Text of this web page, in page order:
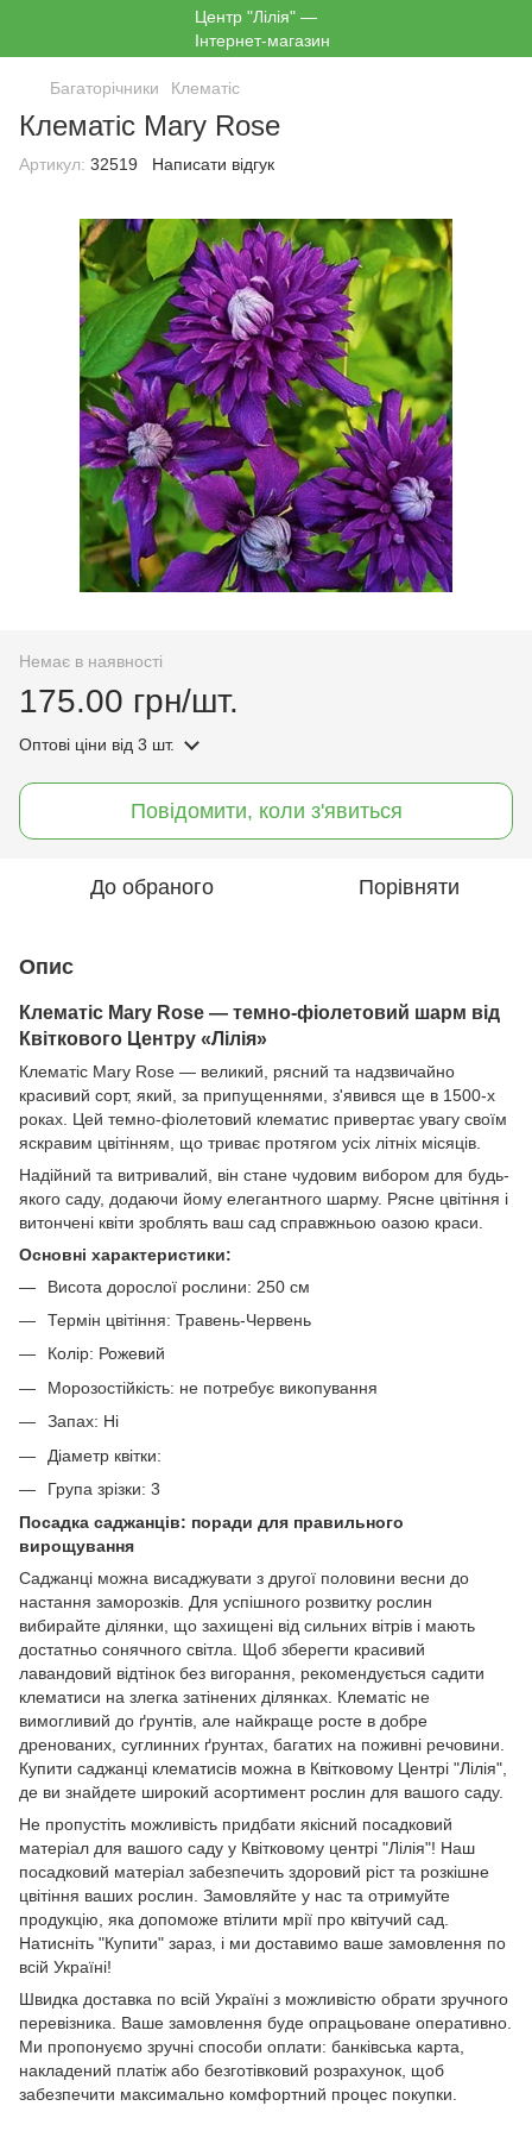
Багаторічники Клематіс
Клематіс Mary Rose
Артикул: 32519 Написати відгук
Немає в наявності
175.00 грн/шт.
Оптові ціни від 3 шт.
Повідомити, коли з'явиться
До обраного Порівняти
Опис
Клематіс Mary Rose — темно-фіолетовий шарм від
Квіткового Центру «Лілія»
Клематіс Mary Rose — великий, рясний та надзвичайно
красивий сорт, який, за припущеннями, з'явився ще в 1500-х
роках. Цей темно-фіолетовий клематис привертає увагу своїм
яскравим цвітінням, що триває протягом усіх літніх місяців.
Надійний та витривалий, він стане чудовим вибором для будь-
якого саду, додаючи йому елегантного шарму. Рясне цвітіння і
витончені квіти зроблять ваш сад справжньою оазою краси.
Основні характеристики:
Висота дорослої рослини: 250 см
Термін цвітіння: Травень-Червень
Колір: Рожевий
Морозостійкість: не потребує викопування
Запах: Ні
Діаметр квітки:
Група зрізки: 3
Посадка саджанців: поради для правильного
вирощування
Саджанці можна висаджувати з другої половини весни до
настання заморозків. Для успішного розвитку рослин
вибирайте ділянки, що захищені від сильних вітрів і мають
достатньо сонячного світла. Щоб зберегти красивий
лавандовий відтінок без вигорання, рекомендується садити
клематиси на злегка затінених ділянках. Клематіс не
вимогливий до ґрунтів, але найкраще росте в добре
дренованих, суглинних ґрунтах, багатих на поживні речовини.
Купити саджанці клематисів можна в Квітковому Центрі "Лілія",
де ви знайдете широкий асортимент рослин для вашого саду.
Не пропустіть можливість придбати якісний посадковий
матеріал для вашого саду у Квітковому центрі "Лілія"! Наш
посадковий матеріал забезпечить здоровий ріст та розкішне
цвітіння ваших рослин. Замовляйте у нас та отримуйте
продукцію, яка допоможе втілити мрії про квітучий сад.
Натисніть "Купити" зараз, і ми доставимо ваше замовлення по
всій Україні!
Швидка доставка по всій Україні з можливістю обрати зручного
перевізника. Ваше замовлення буде опрацьоване оперативно.
Ми пропонуємо зручні способи оплати: банківська карта,
накладений платіж або безготівковий розрахунок, щоб
забезпечити максимально комфортний процес покупки.